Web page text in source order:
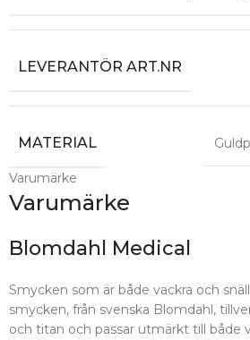
LEVERANTÖR ART.NR
MATERIAL
Varumärke
Varumärke
Blomdahl Medical
Smycken som är både vackra och
smycken, från svenska Blomdahl,
och titan och passar utmärkt till både